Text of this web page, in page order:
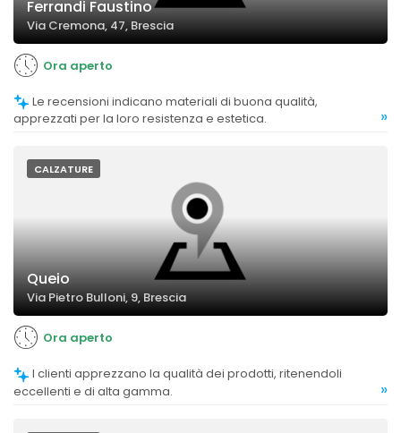
Ferrandi Faustino
Via Cremona, 47, Brescia
Ora aperto
apprezzati per la loro resistenza e estetica.
»
CALZATURE
Queio
Via Pietro Bulloni, 9, Brescia
Ora aperto
eccellenti e di alta gamma.
»